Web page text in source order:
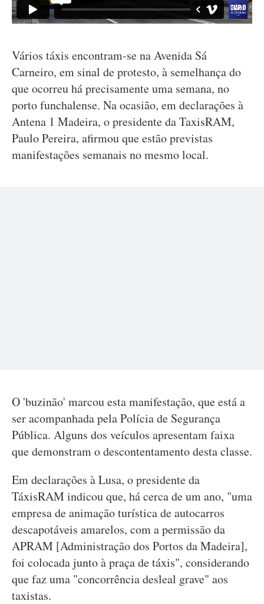
Vários táxis encontram-se na Avenida Sá
Carneiro, em sinal de protesto, à semelhança do
que ocorreu há precisamente uma semana, no
porto funchalense. Na ocasião, em declarações à
Antena 1 Madeira, o presidente da TaxisRAM,
Paulo Pereira, afirmou que estão previstas
manifestações semanais no mesmo local.
O 'buzinão' marcou esta manifestação, que está a
ser acompanhada pela Polícia de Segurança
Pública. Alguns dos veículos apresentam faixa
que demonstram o descontentamento desta classe.
Em declarações à Lusa, o presidente da
TáxisRAM indicou que, há cerca de um ano, "uma
empresa de animação turística de autocarros
descapotáveis amarelos, com a permissão da
APRAM [Administração dos Portos da Madeira],
foi colocada junto à praça de táxis", considerando
que faz uma "concorrência desleal grave" aos
taxistas.